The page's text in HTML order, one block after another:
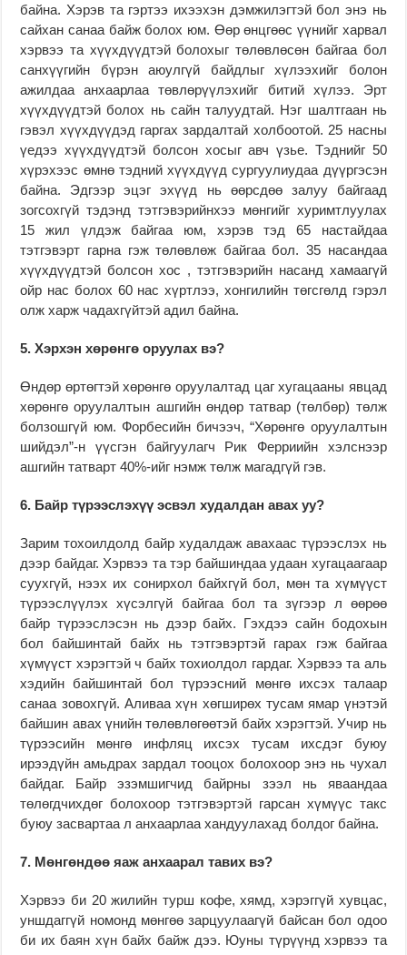
байна. Хэрэв та гэртээ ихээхэн дэмжилэгтэй бол энэ нь
сайхан санаа байж болох юм. Өөр өнцгөөс үүнийг харвал
хэрвээ та хүүхдүүдтэй болохыг төлөвлөсөн байгаа бол
санхүүгийн бүрэн аюулгүй байдлыг хүлээхийг болон
ажилдаа анхаарлаа төвлөрүүлэхийг битий хүлээ. Эрт
хүүхдүүдтэй болох нь сайн талуудтай. Нэг шалтгаан нь
гэвэл хүүхдүүдэд гаргах зардалтай холбоотой. 25 насны
үедээ хүүхдүүдтэй болсон хосыг авч үзье. Тэднийг 50
хүрэхээс өмнө тэдний хүүхдүүд сургуулиудаа дүүргэсэн
байна. Эдгээр эцэг эхүүд нь өөрсдөө залуу байгаад
зогсохгүй тэдэнд тэтгэвэрийнхээ мөнгийг хуримтлуулах
15 жил үлдэж байгаа юм, хэрэв тэд 65 настайдаа
тэтгэвэрт гарна гэж төлөвлөж байгаа бол. 35 насандаа
хүүхдүүдтэй болсон хос , тэтгэвэрийн насанд хамаагүй
ойр нас болох 60 нас хүртлээ, хонгилийн төгсгөлд гэрэл
олж харж чадахгүйтэй адил байна.
5. Хэрхэн хөрөнгө оруулах вэ?
Өндөр өртөгтэй хөрөнгө оруулалтад цаг хугацааны явцад
хөрөнгө оруулалтын ашгийн өндөр татвар (төлбөр) төлж
болзошгүй юм. Форбесийн бичээч, “Хөрөнгө оруулалтын
шийдэл”-н үүсгэн байгуулагч Рик Ферриийн хэлснээр
ашгийн татварт 40%-ийг нэмж төлж магадгүй гэв.
6. Байр түрээслэхүү эсвэл худалдан авах уу?
Зарим тохоилдолд байр худалдаж авахаас түрээслэх нь
дээр байдаг. Хэрвээ та тэр байшиндаа удаан хугацаагаар
суухгүй, нээх их сонирхол байхгүй бол, мөн та хүмүүст
түрээслүүлэх хүсэлгүй байгаа бол та зүгээр л өөрөө
байр түрээслэсэн нь дээр байх. Гэхдээ сайн бодохын
бол байшинтай байх нь тэтгэвэртэй гарах гэж байгаа
хүмүүст хэрэгтэй ч байх тохиолдол гардаг. Хэрвээ та аль
хэдийн байшинтай бол түрээсний мөнгө ихсэх талаар
санаа зовохгүй. Аливаа хүн хөгширөх тусам ямар үнэтэй
байшин авах үнийн төлөвлөгөөтэй байх хэрэгтэй. Учир нь
түрээсийн мөнгө инфляц ихсэх тусам ихсдэг буюу
ирээдүйн амьдрах зардал тооцох болохоор энэ нь чухал
байдаг. Байр эзэмшигчид байрны зээл нь яваандаа
төлөгдчихдөг болохоор тэтгэвэртэй гарсан хүмүүс такс
буюу засвартаа л анхаарлаа хандуулахад болдог байна.
7. Мөнгөндөө яаж анхаарал тавих вэ?
Хэрвээ би 20 жилийн турш кофе, хямд, хэрэггүй хувцас,
уншдаггүй номонд мөнгөө зарцуулаагүй байсан бол одоо
би их баян хүн байх байж дээ. Юуны түрүүнд хэрвээ та